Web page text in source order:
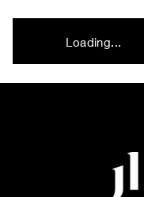
Loading...